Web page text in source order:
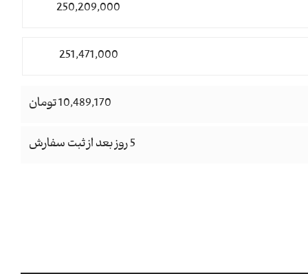
250,209,000
251,471,000
10,489,170 تومان
5 روز بعد از ثبت سفارش